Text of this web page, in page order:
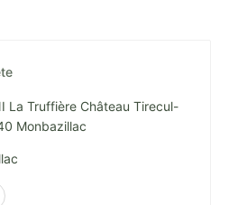
La Truffière Château Tirecul-
Monbazillac